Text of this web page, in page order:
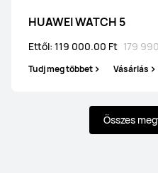
HUAWEI WATCH 5
Ettől: 119 000.00 Ft 179
Tudj meg többet Vásárlás
Összes